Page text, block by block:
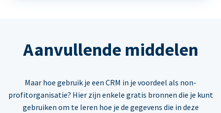
Aanvullende middelen
Maar hoe gebruik je een CRM in je voordeel als non-
profitorganisatie? Hier zijn enkele gratis bronnen die je kunt
gebruiken om te leren hoe je de gegevens die in deze